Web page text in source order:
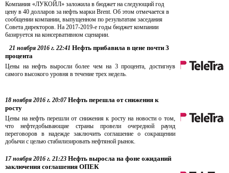
Компания «ЛУКОЙЛ» заложила в бюджет на следующий год
цену в 40 долларов за нефть марки Brent. Об этом отмечается в
сообщении компании, выпущенном по результатам заседания
Совета директоров. На 2017-2019-е годы бюджет компании
базируется на консервативном сценарии.
21 ноября 2016 г. 22:41 Нефть прибавила в цене почти 3
процента
Цены на нефть выросли более чем на 3 процента, достигнув
самого высокого уровня в течение трех недель.
18 ноября 2016 г. 20:07 Нефть перешла от снижения к
росту
Цены на нефть перешли от снижения к росту на новости о том,
что нефтедобывающие страны провели очередной раунд
переговоров в надежде заключить соглашение о сокращении
добычи с целью стабилизировать нефтяной рынок.
17 ноября 2016 г. 21:23 Нефть выросла на фоне ожиданий
заключения соглашения ОПЕК